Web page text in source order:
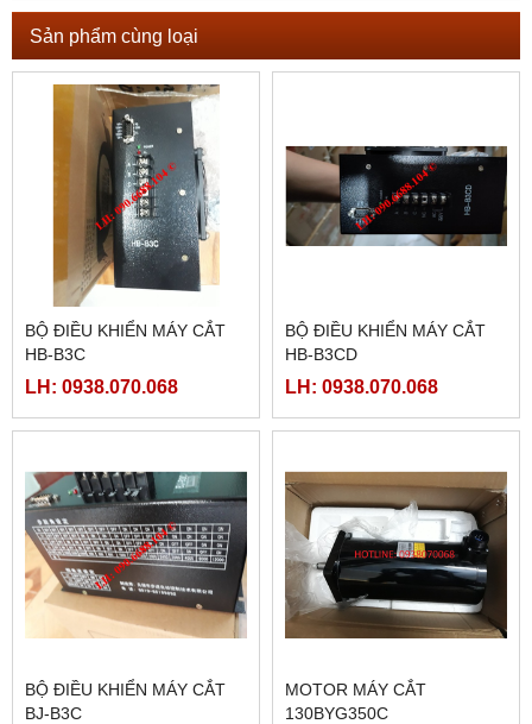
Sản phẩm cùng loại
BỘ ĐIỀU KHIỂN MÁY CẮT
HB-B3C
LH: 0938.070.068
BỘ ĐIỀU KHIỂN MÁY CẮT
HB-B3CD
LH: 0938.070.068
BỘ ĐIỀU KHIỂN MÁY CẮT
BJ-B3C
MOTOR MÁY CẮT
130BYG350C